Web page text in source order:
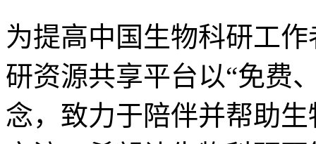
为提高中国生物科研工
研资源共享平台以“免费
念，致力于陪伴并帮助